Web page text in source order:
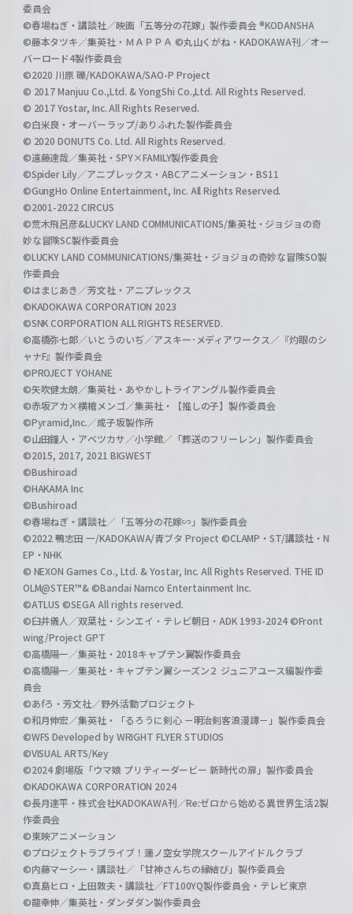
委員会
©春場ねぎ・講談社／映画「五等分の花嫁」製作委員会 ®KODANSHA
©藤本タツキ／集英社・ＭＡＰＰＡ ©丸山くがね・KADOKAWA刊／オー
バーロード4製作委員会
©2020 川原 礫/KADOKAWA/SAO-P Project
© 2017 Manjuu Co.,Ltd. & YongShi Co.,Ltd. All Rights Reserved.
© 2017 Yostar, Inc. All Rights Reserved.
©白米良・オーバーラップ/ありふれた製作委員会
© 2020 DONUTS Co. Ltd. All Rights Reserved.
©遠藤達哉／集英社・SPY×FAMILY製作委員会
©Spider Lily／アニプレックス・ABCアニメーション・BS11
©GungHo Online Entertainment, Inc. All Rights Reserved.
©2001-2022 CIRCUS
©荒木飛呂彦&LUCKY LAND COMMUNICATIONS/集英社・ジョジョの奇
妙な冒険SC製作委員会
©LUCKY LAND COMMUNICATIONS/集英社・ジョジョの奇妙な冒険SO製
作委員会
©はまじあき／芳文社・アニプレックス
©KADOKAWA CORPORATION 2023
©SNK CORPORATION ALL RIGHTS RESERVED.
©高橋弥七郎／いとうのいぢ／アスキー･メディアワークス／『灼眼のシ
ャナF』製作委員会
©PROJECT YOHANE
©矢吹健太朗／集英社・あやかしトライアングル製作委員会
©赤坂アカ×横槍メンゴ／集英社・【推しの子】製作委員会
©Pyramid,Inc.／成子坂製作所
©山田鐘人・アベツカサ／小学館／「葬送のフリーレン」製作委員会
©2015, 2017, 2021 BIGWEST
©Bushiroad
©HAKAMA Inc
©Bushiroad
©春場ねぎ・講談社／「五等分の花嫁∽」製作委員会
©2022 鴨志田 一/KADOKAWA/青ブタ Project ©CLAMP・ST/講談社・N
EP・NHK
© NEXON Games Co., Ltd. & Yostar, Inc. All Rights Reserved. THE ID
OLM@STER™& ©Bandai Namco Entertainment Inc.
©ATLUS ©SEGA All rights reserved.
©臼井儀人／双葉社・シンエイ・テレビ朝日・ADK 1993-2024 ©Front
wing/Project GPT
©高橋陽一／集英社・2018キャプテン翼製作委員会
©高橋陽一／集英社・キャプテン翼シーズン２ ジュニアユース編製作委
員会
©あfろ・芳文社／野外活動プロジェクト
©和月伸宏／集英社・「るろうに剣心 －明治剣客浪漫譚－」製作委員会
©WFS Developed by WRIGHT FLYER STUDIOS
©VISUAL ARTS/Key
©2024 劇場版「ウマ娘 プリティーダービー 新時代の扉」製作委員会
©KADOKAWA CORPORATION 2024
©長月達平・株式会社KADOKAWA刊／Re:ゼロから始める異世界生活2製
作委員会
©東映アニメーション
©プロジェクトラブライブ！蓮ノ空女学院スクールアイドルクラブ
©内藤マーシー・講談社／「甘神さんちの縁結び」製作委員会
©真島ヒロ・上田敦夫・講談社／FT100YQ製作委員会・テレビ東京
©龍幸伸／集英社・ダンダダン製作委員会